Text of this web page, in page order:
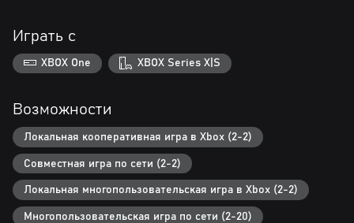
Играть с
XBOX One XBOX Series X|S
Возможности
Локальная кооперативная игра в Xbox (2-2)
Совместная игра по сети (2-2)
Локальная многопользовательская игра в Xbox (2-2)
Многопользовательская игра по сети (2-20)